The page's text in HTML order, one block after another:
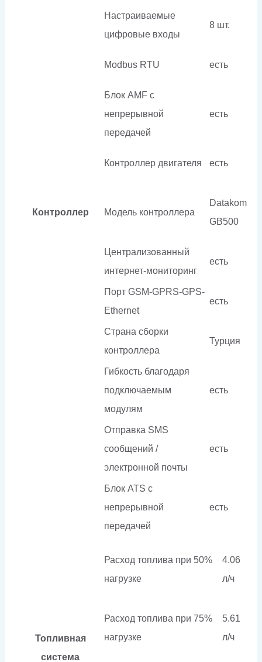
Контроллер
Настраиваемые
цифровые входы
8 шт.
Modbus RTU есть
Блок AMF с
непрерывной
передачей
есть
Контроллер двигателя есть
Модель контроллера
Datakom
GB500
Централизованный
интернет-мониторинг
есть
Порт GSM-GPRS-GPS-
Ethernet
есть
Страна сборки
контроллера
Турция
Гибкость благодаря
подключаемым
модулям
есть
Отправка SMS
сообщений /
электронной почты
есть
Блок ATS с
непрерывной
передачей
есть
Топливная
система
Расход топлива при 50%
нагрузке
4.06
л/ч
Расход топлива при 75%
нагрузке
5.61
л/ч